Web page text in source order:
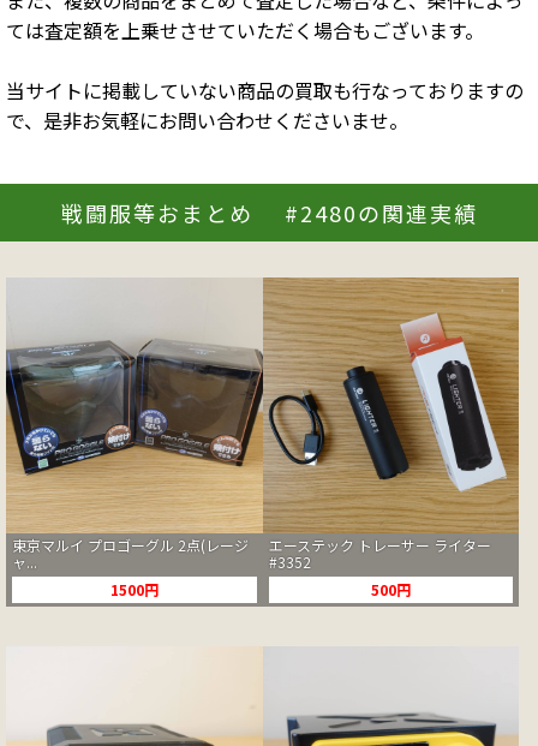
ては査定額を上乗せさせていただく場合もございます。
当サイトに掲載していない商品の買取も行なっておりますの
で、是非お気軽にお問い合わせくださいませ。
戦闘服等おまとめ #2480の関連実績
東京マルイ プロゴーグル 2点(レージ
ャ...
1500円
エーステック トレーサー ライター
#3352
500円